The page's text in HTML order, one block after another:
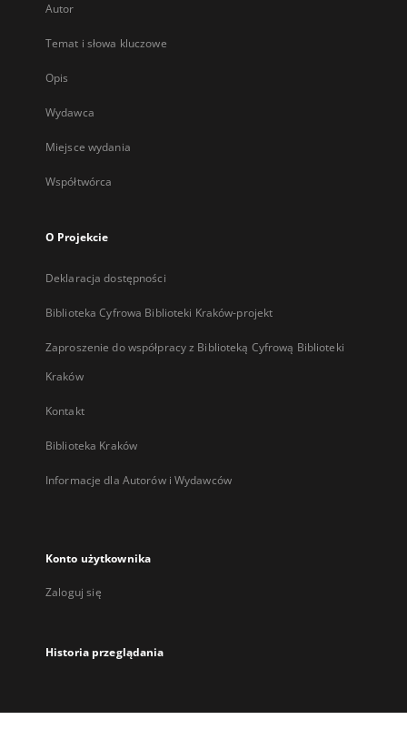
Autor
Temat i słowa kluczowe
Opis
Wydawca
Miejsce wydania
Współtwórca
O Projekcie
Deklaracja dostępności
Biblioteka Cyfrowa Biblioteki Kraków-projekt
Zaproszenie do współpracy z Biblioteką Cyfrową Biblioteki
Kraków
Kontakt
Biblioteka Kraków
Informacje dla Autorów i Wydawców
Konto użytkownika
Zaloguj się
Historia przeglądania